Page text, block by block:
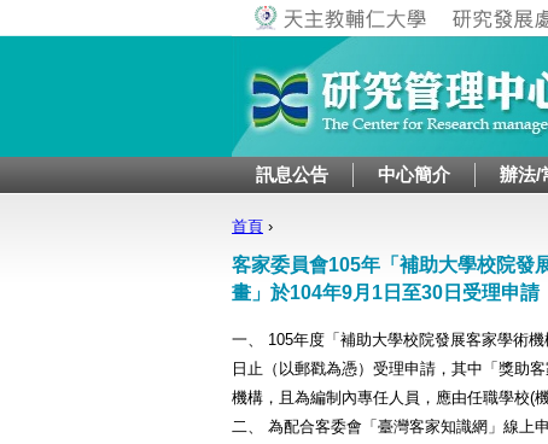
訊息公告 中心簡介 辦法/
您在這裡
首頁 ›
客家委員會105年「補助大學校院發
畫」於104年9月1日至30日受理申請
一、 105年度「補助大學校院發展客家學術
日止（以郵戳為憑）受理申請，其中「獎助
機構，且為編制內專任人員，應由任職學校(
二、 為配合客委會「臺灣客家知識網」線上